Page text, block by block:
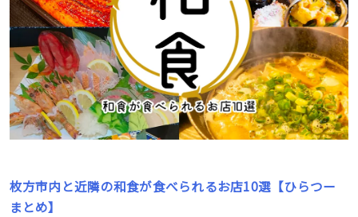
枚方市内と近隣の和食が食べられるお店10選【ひらつー
まとめ】